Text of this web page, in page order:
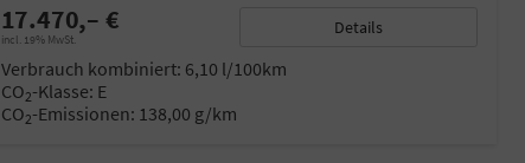
17.470,– €
incl. 19% MwSt.
Details
Verbrauch kombiniert: 6,10 l/100km
CO2-Klasse: E
CO2-Emissionen: 138,00 g/km